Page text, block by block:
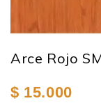
Arce Rojo
$ 15.000